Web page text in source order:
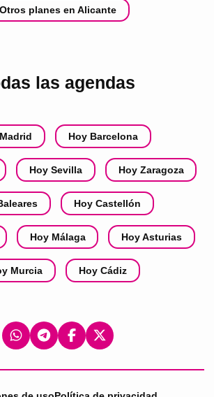
Otros planes en Alicante
las agendas
Hoy Barcelona
Hoy Sevilla Hoy Zaragoza
Hoy Castellón
Hoy Málaga Hoy Asturias
Murcia Hoy Cádiz